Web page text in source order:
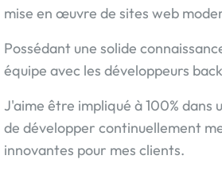
mise en œuvre de sites web
Possédant une solide
équipe avec les développeurs
J'aime être impliqué à 100%
de développer continuellement
innovantes pour mes clients.